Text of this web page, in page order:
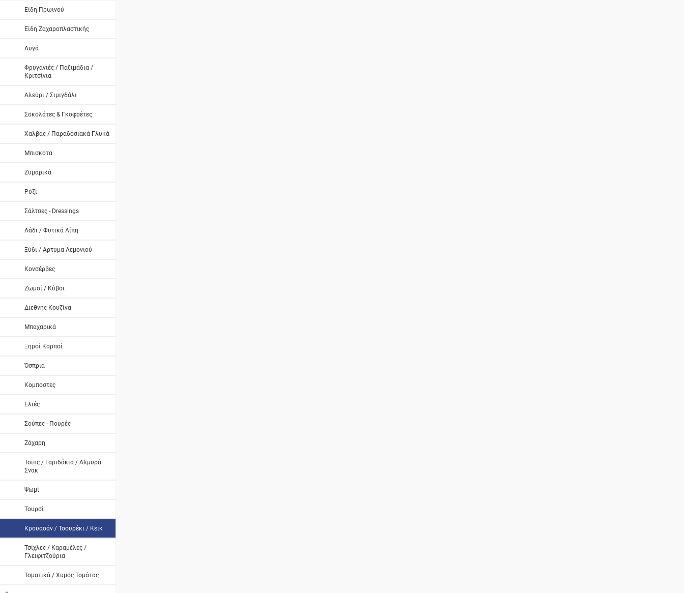
Είδη Πρωινού
Είδη Ζαχαροπλαστικής
Αυγά
Φρυγανιές / Παξιμάδια /
Κριτσίνια
Αλεύρι / Σιμιγδάλι
Σοκολάτες & Γκοφρέτες
Χαλβάς / Παραδοσιακά Γλυκά
Μπισκότα
Ζυμαρικά
Ρύζι
Σάλτσες - Dressings
Λάδι / Φυτικά Λίπη
Ξύδι / Αρτυμα Λεμονιού
Κονσέρβες
Ζωμοί / Κύβοι
Διεθνής Κουζίνα
Μπαχαρικά
Ξηροί Καρποί
Όσπρια
Κομπόστες
Ελιές
Σούπες - Πουρές
Ζάχαρη
Τσιπς / Γαριδάκια / Αλμυρά
Σνακ
Ψωμί
Τουρσί
Κρουασάν / Τσουρέκι / Κέικ
Τσίχλες / Καραμέλες /
Γλειφιτζούρια
Τοματικά / Χυμός Τομάτας